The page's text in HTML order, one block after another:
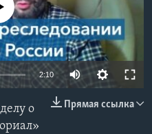
available
2:10
Прямая ссылка
о